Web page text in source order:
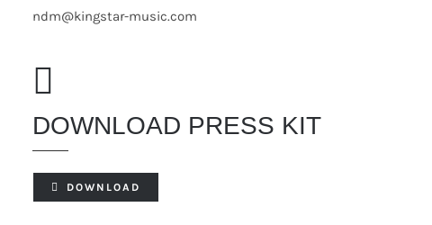
ndm@kingstar-music.com
DOWNLOAD PRESS KIT
DOWNLOAD